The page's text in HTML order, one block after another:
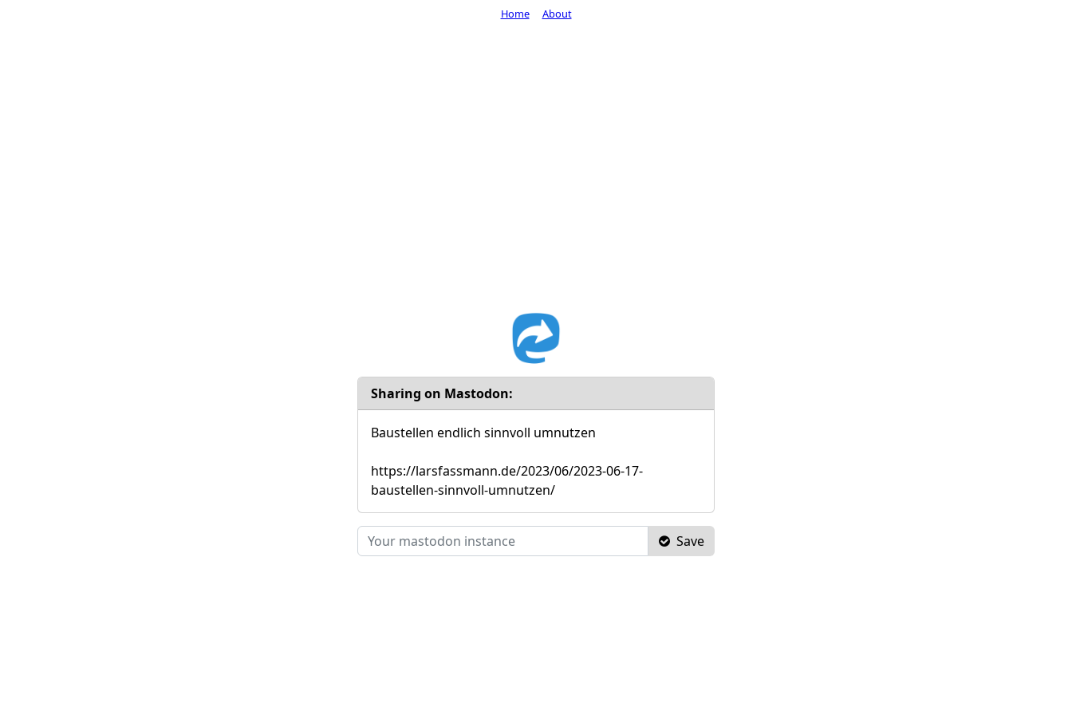
Sharing on Mastodon:
Baustellen endlich sinnvoll umnutzen
https://larsfassmann.de/2023/06/2023-06-17-
baustellen-sinnvoll-umnutzen/
Save
Home About